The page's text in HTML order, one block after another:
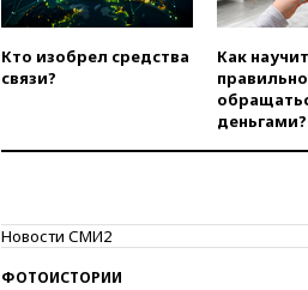
Кто изобрел средства
связи?
Как
правильно
деньгами?
Новости СМИ2
ФОТОИСТОРИИ